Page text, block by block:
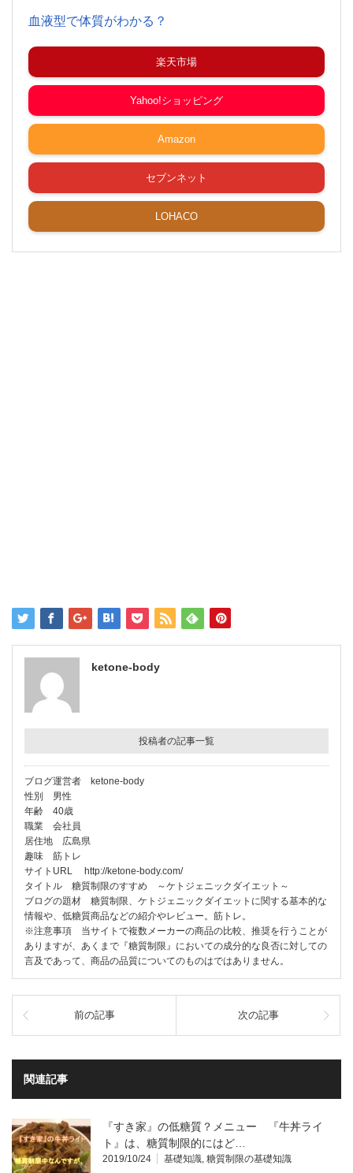
血液型で体質がわかる？
楽天市場
Yahoo!ショッピング
Amazon
セブンネット
LOHACO
ketone-body
投稿者の記事一覧
ブログ運営者 ketone-body
性別 男性
年齢 40歳
職業 会社員
居住地 広島県
趣味 筋トレ
サイトURL http://ketone-body.com/
タイトル 糖質制限のすすめ ～ケトジェニックダイエット～
ブログの題材 糖質制限、ケトジェニックダイエットに関する基本的な
情報や、低糖質商品などの紹介やレビュー。筋トレ。
※注意事項 当サイトで複数メーカーの商品の比較、推奨を行うことが
ありますが、あくまで『糖質制限』においての成分的な良否に対しての
言及であって、商品の品質についてのものはではありません。
前の記事 次の記事
関連記事
『すき家』の低糖質？メニュー 『牛丼ライ
ト』は、糖質制限的にはど…
2019/10/24 基礎知識, 糖質制限の基礎知識